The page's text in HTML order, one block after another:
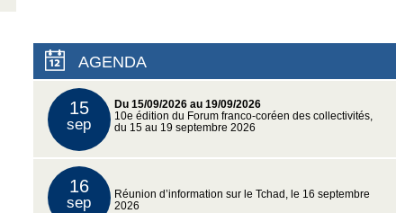
AGENDA
15
sep
Du 15/09/2026 au 19/09/2026
10e édition du Forum franco-coréen des collectivités,
du 15 au 19 septembre 2026
16
sep
Réunion d’information sur le Tchad, le 16 septembre
2026